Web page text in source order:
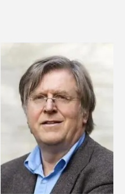
werkzaamheden heeft ze
altijd gecombineerd met
een breed scala aan
publieke activiteiten. In 2011
heeft ze haar
publieksactiviteiten
gebundeld in een eigen
bureau, NoWishfulThinking.
De ‘missie’ van dit bureau is
om filosofie in te zetten
om de hedendaagse
maatschappelijke en